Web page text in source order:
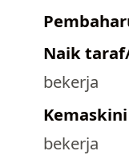
Naik
bekerja
bekerja